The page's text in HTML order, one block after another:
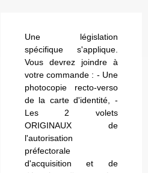
Une législation
spécifique s'applique.
Vous devrez joindre à
votre commande : - Une
photocopie recto-verso
de la carte d'identité, -
Les 2 volets
ORIGINAUX de
l'autorisation
préfectorale
d'acquisition et de